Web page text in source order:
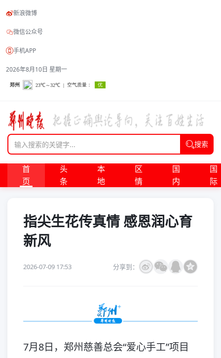
新浪微博
微信公众号
手机APP
2026年8月10日 星期一
搜索
首
页
头
条
本
地
区
情
国
内
国
际
指尖生花传真情 感恩润心育
新风
2026-07-09 17:53 分享到：
7月8日，郑州慈善总会“爱心手工”项目